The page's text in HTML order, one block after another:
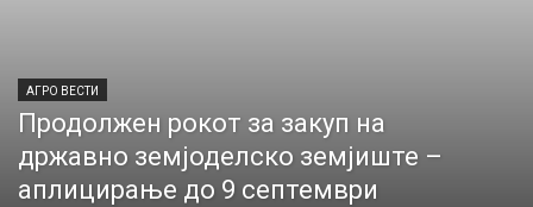
АГРО ВЕСТИ
Продолжен рокот за закуп на
државно земјоделско земјиште –
аплицирање до 9 септември